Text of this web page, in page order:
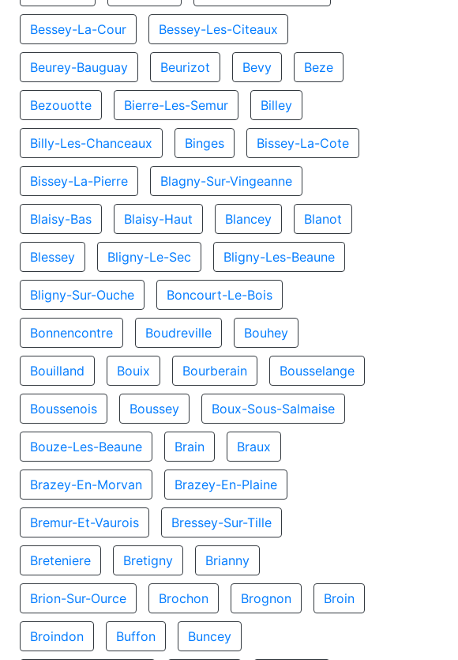
Bessey-La-Cour Bessey-Les-Citeaux
Beurey-Bauguay Beurizot Bevy Beze
Bezouotte Bierre-Les-Semur Billey
Billy-Les-Chanceaux Binges Bissey-La-Cote
Bissey-La-Pierre Blagny-Sur-Vingeanne
Blaisy-Bas Blaisy-Haut Blancey Blanot
Blessey Bligny-Le-Sec Bligny-Les-Beaune
Bligny-Sur-Ouche Boncourt-Le-Bois
Bonnencontre Boudreville Bouhey
Bouilland Bouix Bourberain Bousselange
Boussenois Boussey Boux-Sous-Salmaise
Bouze-Les-Beaune Brain Braux
Brazey-En-Morvan Brazey-En-Plaine
Bremur-Et-Vaurois Bressey-Sur-Tille
Breteniere Bretigny Brianny
Brion-Sur-Ource Brochon Brognon Broin
Broindon Buffon Buncey